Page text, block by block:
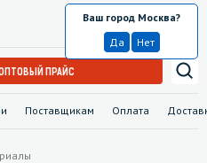
Поставщикам Оплата
Москва
Ваш город Москва?
Да
Нет
ПРАЙС